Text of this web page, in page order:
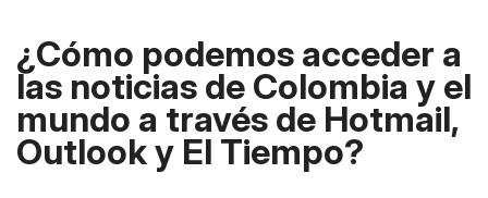
¿Cómo podemos acceder a
las noticias de Colombia y el
mundo a través de Hotmail,
Outlook y El Tiempo?